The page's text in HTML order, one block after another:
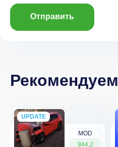
Отправить
Рекомендуем
MOD
944.2
UPDATE
NEW